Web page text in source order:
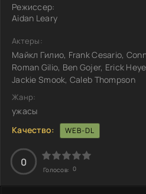
Режиссер:
Aidan Leary
Актеры:
Майкл Гилио, Frank Cesario,
Roman Gilio, Ben Gojer, Erick
Jackie Smook, Caleb Thompson
Жанр:
ужасы
Качество:
WEB-DL
0
Голосов: 0